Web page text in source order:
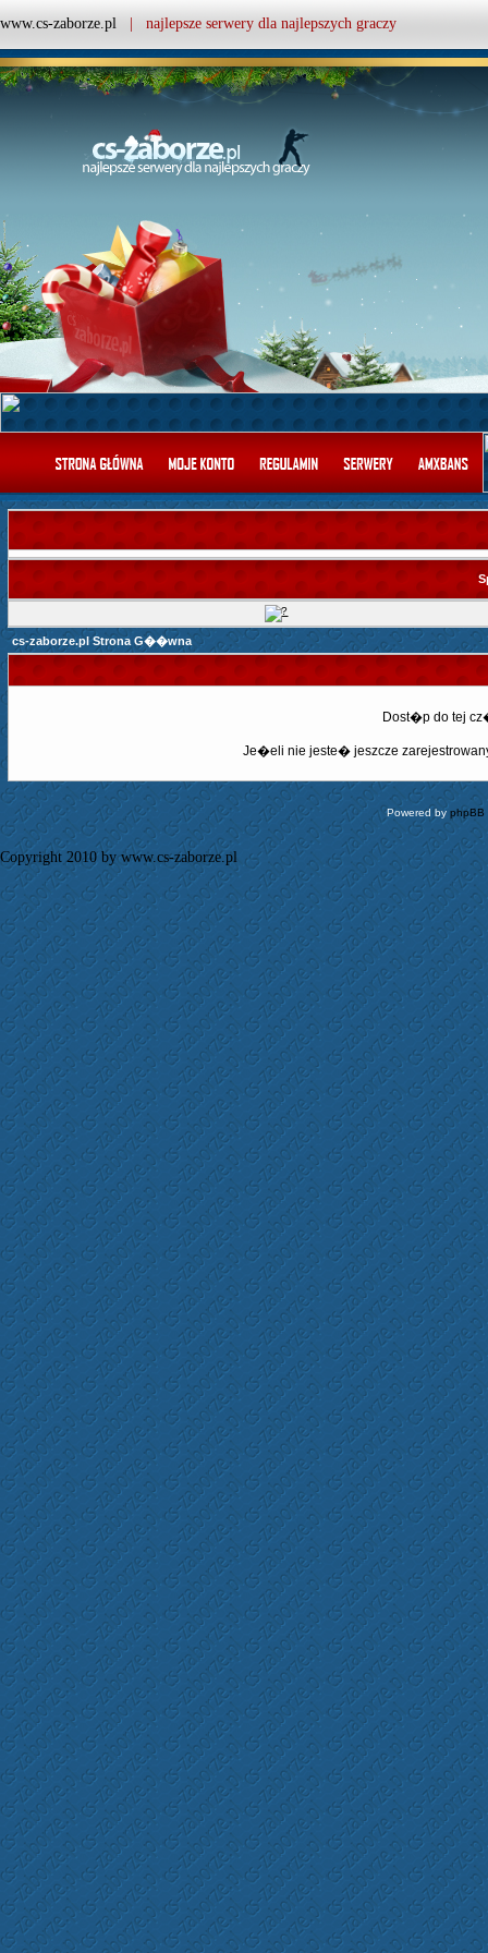
www.cs-zaborze.pl | najlepsze serwery dla najlepszych graczy
cs-zaborze.pl Strona G��wna
Dost�p do tej
Je�eli nie jeste� jeszcze
Powered byphpBB
Copyright 2010 by www.cs-zaborze.pl